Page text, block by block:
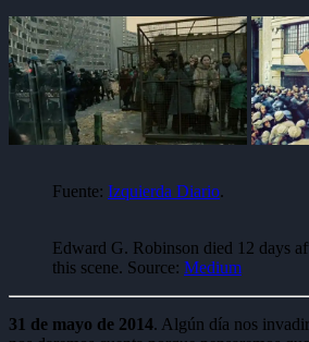
Fuente: Izquierda Diario.
Edward G. Robinson died 12 days
this scene. Source: Medium
31 de mayo de 2014. Algún día nos